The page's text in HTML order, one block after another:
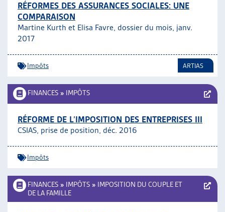
RÉFORMES DES ASSURANCES SOCIALES: UNE
COMPARAISON
Martine Kurth et Elisa Favre, dossier du mois, janv.
2017
Impôts ARTIAS
FINANCES » IMPÔTS
RÉFORME DE L’IMPOSITION DES ENTREPRISES III
CSIAS, prise de position, déc. 2016
Impôts
FINANCES » IMPÔTS » IMPOSITION DU COUPLE ET
DE LA FAMILLE